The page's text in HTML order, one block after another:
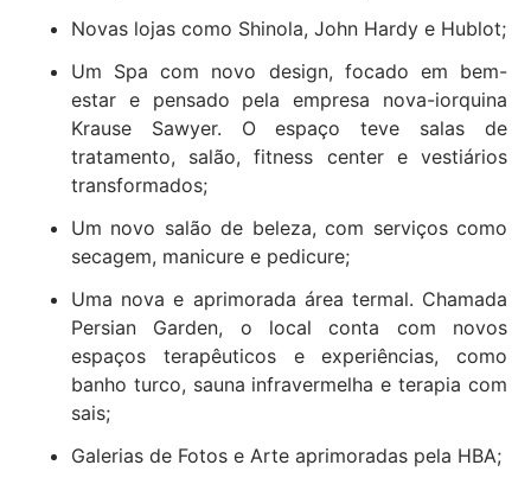
Novas lojas como Shinola, John Hardy e Hublot;
Um Spa com novo design, focado em bem-
estar e pensado pela empresa nova-iorquina
Krause Sawyer. O espaço teve salas de
tratamento, salão, fitness center e vestiários
transformados;
Um novo salão de beleza, com serviços como
secagem, manicure e pedicure;
Uma nova e aprimorada área termal. Chamada
Persian Garden, o local conta com novos
espaços terapêuticos e experiências, como
banho turco, sauna infravermelha e terapia com
sais;
Galerias de Fotos e Arte aprimoradas pela HBA;